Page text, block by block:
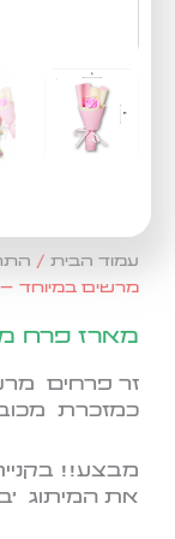
עמוד הבית/
מרשים במיוחד –
מארז פרח
זר פרחים
כמזכרת
מבצע!!
את המיתוג